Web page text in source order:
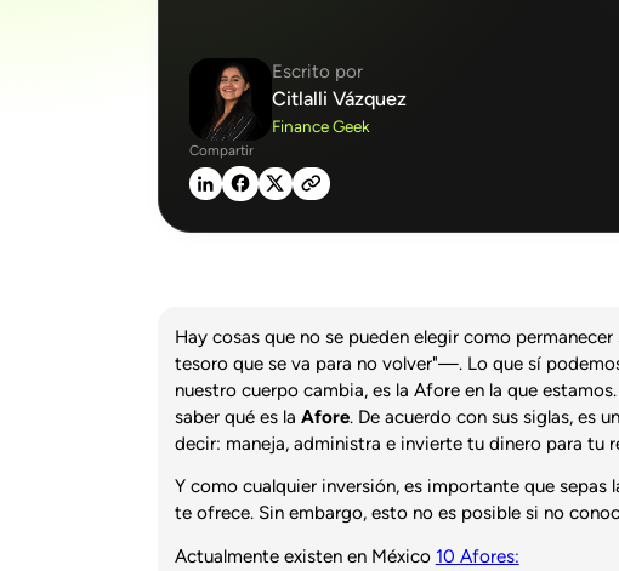
Escrito por
Citlalli Vázquez
Finance Geek
Compartir
Hay cosas que no se pueden elegir como
tesoro que se va para no volver"—. Lo que sí
nuestro cuerpo cambia, es la Afore en la que
saber qué es la Afore. De acuerdo con sus siglas, es
decir: maneja, administra e invierte tu dinero para tu
Y como cualquier inversión, es importante que
te ofrece. Sin embargo, esto no es posible si no
Actualmente existen en México 10 Afores: